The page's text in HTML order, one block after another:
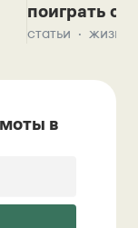
поиграть с
статьи жизнь
в